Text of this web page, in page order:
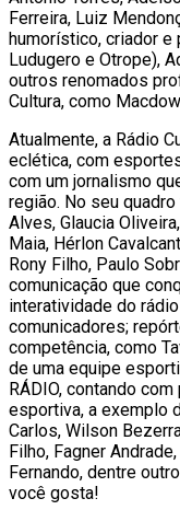
Ferreira, Luiz
humorístico, criador
Ludugero e Otrope),
outros renomados
Cultura, como
Atualmente, a Rádio
eclética, com
com um jornalismo
região. No seu
Alves, Glaucia
Maia, Hérlon
Rony Filho, Paulo
comunicação que
interatividade do
comunicadores;
competência, como
de uma equipe
RÁDIO, contando
esportiva, a exemplo
Carlos, Wilson
Filho, Fagner
Fernando, dentre
você gosta!